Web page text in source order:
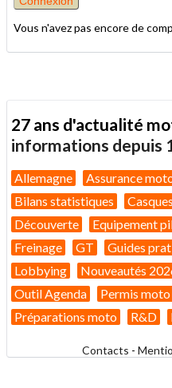
Vous n'avez pas encore de
27 ans d'actualité
informations depuis
Allemagne Assurance
Bilans statistiques
Casques
Découverte
Equipement
Freinage
GT Guides
Lobbying
Nouveautés
Outil Agenda
Permis moto
Préparations moto
R&D
Contacts -